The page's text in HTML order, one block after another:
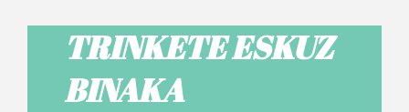
TRINKETE ESKUZ
BINAKA